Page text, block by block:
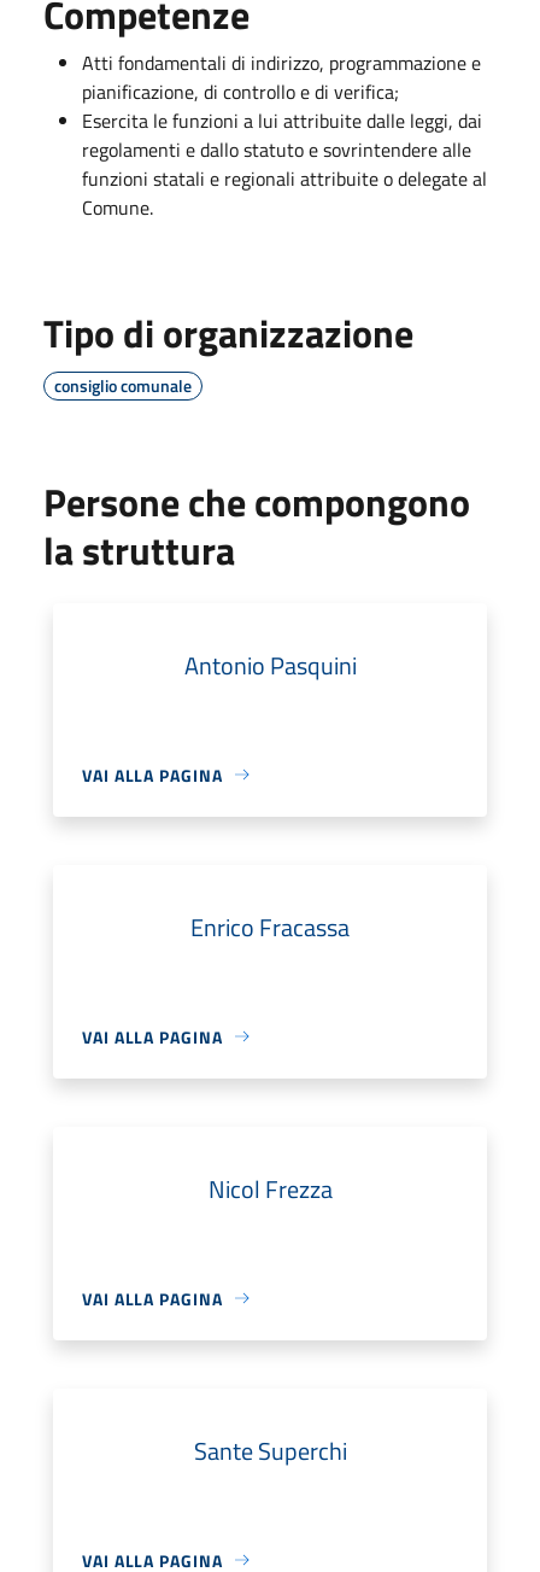
Competenze
Atti fondamentali di indirizzo, programmazione e
pianificazione, di controllo e di verifica;
Esercita le funzioni a lui attribuite dalle leggi, dai
regolamenti e dallo statuto e sovrintendere alle
funzioni statali e regionali attribuite o delegate al
Comune.
Tipo di organizzazione
consiglio comunale
Persone che compongono
la struttura
Antonio Pasquini
VAI ALLA PAGINA
Enrico Fracassa
VAI ALLA PAGINA
Nicol Frezza
VAI ALLA PAGINA
Sante Superchi
VAI ALLA PAGINA